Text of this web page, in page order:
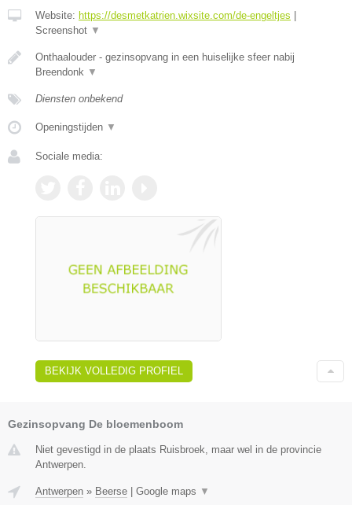
Website: https://desmetkatrien.wixsite.com/de-engeltjes
Screenshot ▼
Onthaalouder - gezinsopvang in een huiselijke sfeer nabij
Breendonk ▼
Diensten onbekend
Openingstijden ▼
Sociale media:
BEKIJK VOLLEDIG PROFIEL
Gezinsopvang De bloemenboom
Niet gevestigd in de plaats Ruisbroek, maar wel in de provincie
Antwerpen.
Antwerpen » Beerse Google maps ▼